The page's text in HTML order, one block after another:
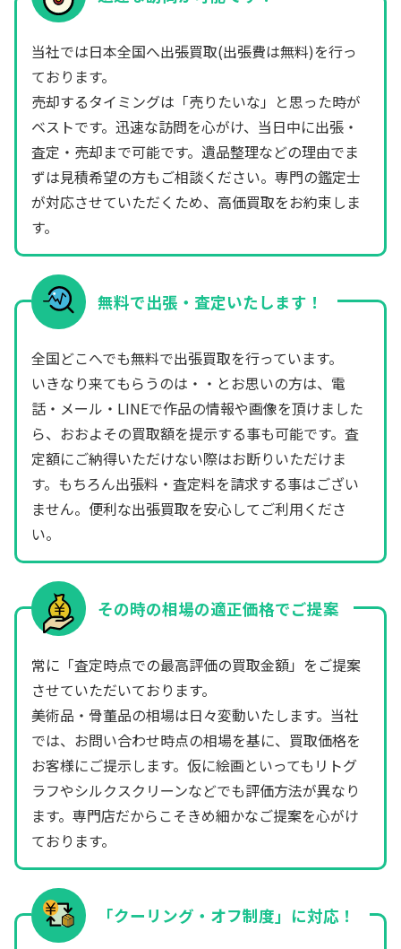
当社では日本全国へ出張買取(出張費は無料)を行っ
ております。
売却するタイミングは「売りたいな」と思った時が
ベストです。迅速な訪問を心がけ、当日中に出張・
査定・売却まで可能です。遺品整理などの理由でま
ずは見積希望の方もご相談ください。専門の鑑定士
が対応させていただくため、高価買取をお約束しま
す。
無料で出張・査定いたします！
全国どこへでも無料で出張買取を行っています。
いきなり来てもらうのは・・とお思いの方は、電
話・メール・LINEで作品の情報や画像を頂けました
ら、おおよその買取額を提示する事も可能です。査
定額にご納得いただけない際はお断りいただけま
す。もちろん出張料・査定料を請求する事はござい
ません。便利な出張買取を安心してご利用くださ
い。
その時の相場の適正価格でご提案
常に「査定時点での最高評価の買取金額」をご提案
させていただいております。
美術品・骨董品の相場は日々変動いたします。当社
では、お問い合わせ時点の相場を基に、買取価格を
お客様にご提示します。仮に絵画といってもリトグ
ラフやシルクスクリーンなどでも評価方法が異なり
ます。専門店だからこそきめ細かなご提案を心がけ
ております。
「クーリング・オフ制度」に対応！